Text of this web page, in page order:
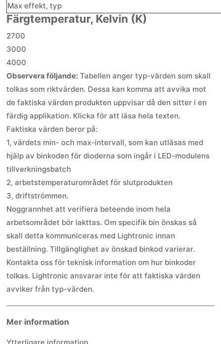
Max effekt, typ
Färgtemperatur, Kelvin (K)
2700
3000
4000
Observera följande: Tabellen anger typ-värden som skall
tolkas som riktvärden. Dessa kan komma att avvika mot
de faktiska värden produkten uppvisar då den sitter i en
färdig applikation. Klicka för att läsa hela texten.
Faktiska värden beror på:
1, värdets min- och max-intervall, som kan utläsas med
hjälp av binkoden för dioderna som ingår i LED-modulens
tillverkningsbatch
2, arbetstemperaturområdet för slutprodukten
3, driftströmmen.
Noggrannhet att verifiera beteende inom hela
arbetsområdet bör iakttas. Om specifik bin önskas så
skall detta kommuniceras med Lightronic innan
beställning. Tillgänglighet av önskad binkod varierar.
Kontakta oss för teknisk information om hur binkoder
tolkas. Lightronic ansvarar inte för att faktiska värden
avviker från typ-värden.
Mer information